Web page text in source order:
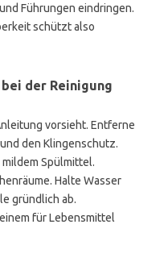
Führungen eindringen.
schützt also
der Reinigung
vorsieht. Entferne
den Klingenschutz.
Spülmittel.
Halte Wasser
gründlich ab.
für Lebensmittel